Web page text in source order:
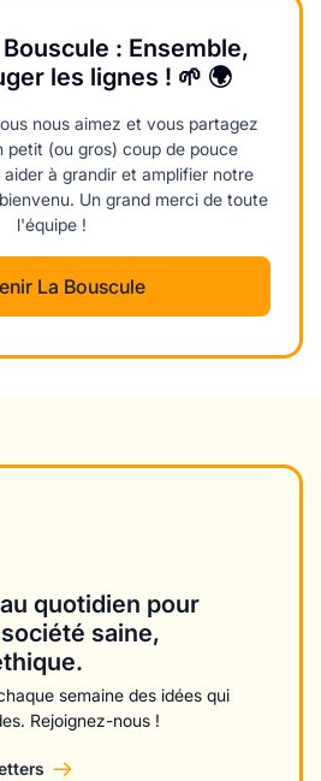
: Ensemble,
les lignes ! 🌱 🌍
nous aimez et vous partagez
petit (ou gros) coup de pouce
à grandir et amplifier notre
Un grand merci de toute
l'équipe !
La Bouscule
quotidien pour
saine,
semaine des idées qui
Rejoignez-nous !